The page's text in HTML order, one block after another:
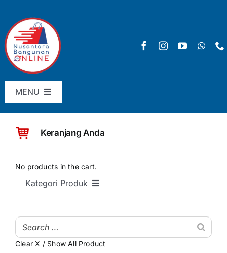
content
MENU
Menu Utama
Pricelist
SHOP
Checkout
My Account
Keranjang Anda
No products in the cart.
Kategori Produk
Material Bangunan Dasar
Atap & Penutup Bangunan
Clear X / Show All Product